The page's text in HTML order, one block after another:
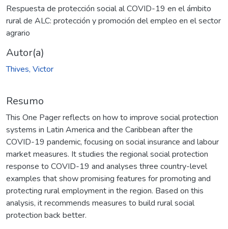
Respuesta de protección social al COVID-19 en el ámbito
rural de ALC: protección y promoción del empleo en el sector
agrario
Autor(a)
Thives, Victor
Resumo
This One Pager reflects on how to improve social protection
systems in Latin America and the Caribbean after the
COVID-19 pandemic, focusing on social insurance and labour
market measures. It studies the regional social protection
response to COVID-19 and analyses three country-level
examples that show promising features for promoting and
protecting rural employment in the region. Based on this
analysis, it recommends measures to build rural social
protection back better.